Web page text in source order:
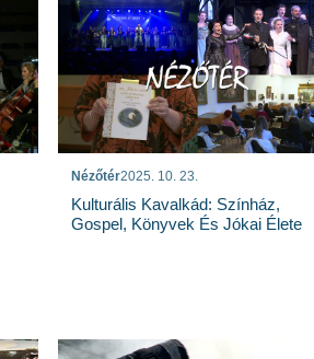
Nézőtér2025. 10. 23.
Kulturális Kavalkád: Színház,
Gospel, Könyvek És Jókai Élete